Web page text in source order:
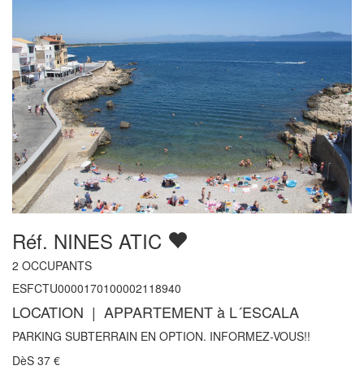
Réf. NINES ATIC
2 OCCUPANTS
ESFCTU0000170100002118940
LOCATION | APPARTEMENT à L´ESCALA
PARKING SUBTERRAIN EN OPTION. INFORMEZ-VOUS!!
DèS 37 €